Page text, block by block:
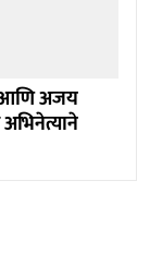
आणि अजय